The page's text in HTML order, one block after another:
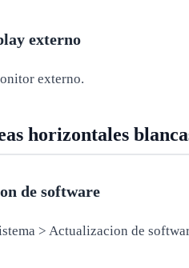
externo
externo.
horizontales
de software
> Actualizacion de